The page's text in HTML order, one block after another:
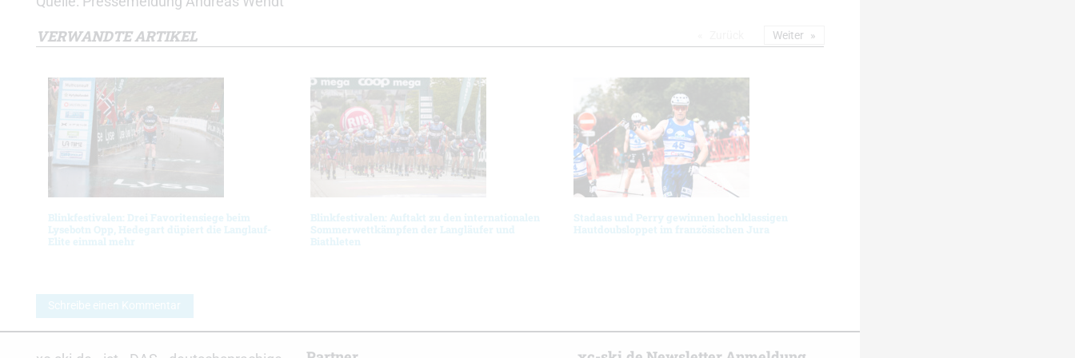
VERWANDTE ARTIKEL
Blinkfestivalen: Drei Favoritensiege beim
Lysebotn Opp, Hedegart düpiert die Langlauf-
Elite einmal mehr
Blinkfestivalen: Auftakt zu den internationalen
Sommerwettkämpfen der Langläufer und
Biathleten
Stadaas und Perry gewinnen hochklassigen
Hautdoubsloppet im französischen Jura
Weiter
Schreibe einen Kommentar